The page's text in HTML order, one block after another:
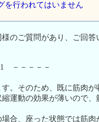
を行われてはいません
のご質問があり、ご回答
－－－－－
。そのため、既に筋肉が
運動の効果が薄いので
合、座った状態では筋